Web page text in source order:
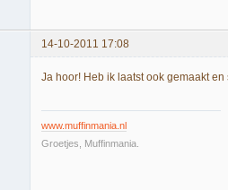
14-10-2011 17:08
Ja hoor! Heb ik laatst ook gemaakt en
www.muffinmania.nl
Groetjes, Muffinmania.